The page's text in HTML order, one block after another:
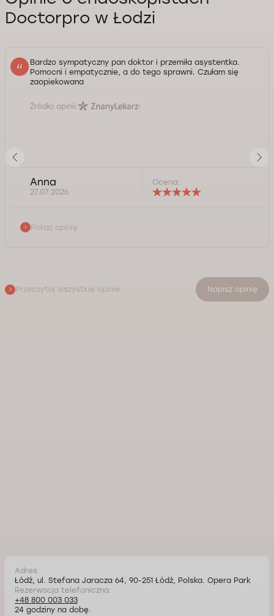
Doctorpro w Łodzi
Bardzo sympatyczny pan doktor i przemiła asystentka.
Pomocni i empatycznie, a do tego sprawni. Czułam się
zaopiekowana
Źródło opinii:
Anna
27.07.2026
Ocena:
Pokaż opinię
Przeczytaj wszystkie opinie Napisz opinię
Adres
Łódź, ul. Stefana Jaracza 64, 90-251 Łódź, Polska. Opera Park
Rezerwacja telefoniczna:
+48 800 003 033
24 godziny na dobę.